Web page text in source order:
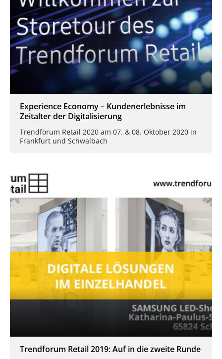
Experience Economy – Kundenerlebnisse im
Zeitalter der Digitalisierung
Trendforum Retail 2020 am 07. & 08. Oktober 2020 in
Frankfurt und Schwalbach
Trendforum Retail 2019: Auf in die zweite Runde